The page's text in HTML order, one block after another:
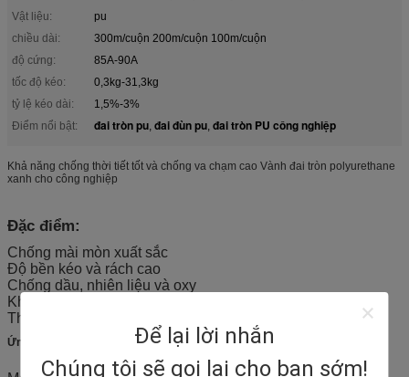
Để lại lời nhắn
Chúng tôi sẽ gọi lại cho bạn sớm!
Vật liệu:
pu
chiều dài:
300m/cuộn 200m/cuộn 100m/cuộn
độ cứng:
85A-90A
tốc độ kéo:
0,3kg-31,3kg
tỷ lệ kéo dài:
1,5%-3%
Điểm nổi bật:
đai tròn pu, đai đùn pu, đai tròn PU công nghiệp
Khả năng chống thời tiết tốt và chống va chạm cao Vành đai tròn polyurethane
xanh cho công nghiệp
Đặc điểm:
Chống mài mòn xuất sắc
Độ bền kéo và rách cao
Chống dầu, nhiên liệu và oxy
Khả năng chịu được thời tiết tốt và chống va chạm cao
Thiết lập nén thấp
Ứng dụng đai dây cáp PU: